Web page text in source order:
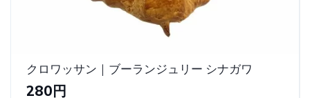
クロワッサン｜ブーランジュリー シナガワ
280円